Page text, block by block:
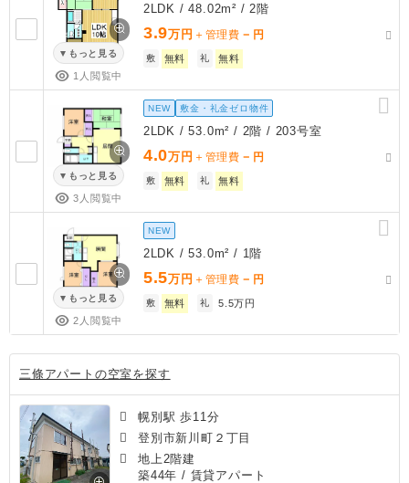
もっと見る
1人閲覧中
2LDK / 48.02m² / 2階
3.9万円 ＋管理費 － 円
敷 無料 礼 無料
もっと見る
3人閲覧中
NEW 敷金・礼金ゼロ物件
2LDK / 53.0m² / 2階 / 203号室
4.0万円 ＋管理費 － 円
敷 無料 礼 無料
もっと見る
2人閲覧中
NEW
2LDK / 53.0m² / 1階
5.5万円 ＋管理費 － 円
敷 無料 礼 5.5万円
三條アパートの空室を探す
幌別駅 歩11分
登別市新川町２丁目
地上2階建
築44年 / 賃貸アパート